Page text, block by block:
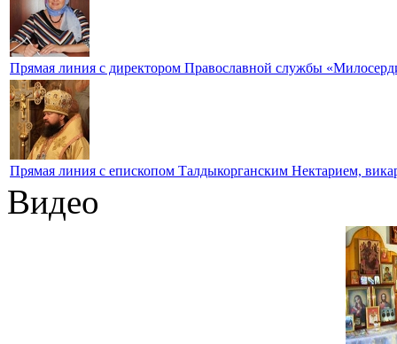
Прямая линия с директором Православной службы
Прямая линия с епископом Талдыкорганским Нектарием,
Видео